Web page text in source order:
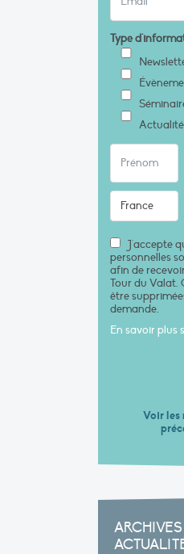
Type
J'accepte
personnelles
afin de
Tour du Valat.
être
demande.
En savoir plus
Voir les